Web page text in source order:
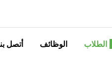
الطلاب الوظائف أتصل